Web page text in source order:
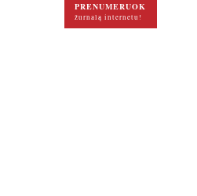
PRENUMERUOK
žurnalą internetu!